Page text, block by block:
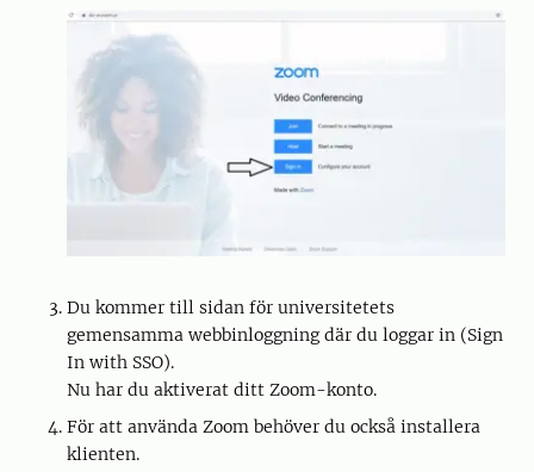
Du kommer till sidan för universitetets
gemensamma webbinloggning där du loggar in (Sign
In with SSO).
Nu har du aktiverat ditt Zoom-konto.
För att använda Zoom behöver du också installera
klienten.